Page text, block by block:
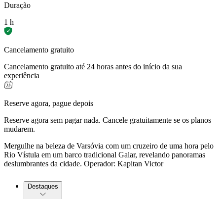
Duração
1 h
Cancelamento gratuito
Cancelamento gratuito até 24 horas antes do início da sua
experiência
Reserve agora, pague depois
Reserve agora sem pagar nada. Cancele gratuitamente se os planos
mudarem.
Mergulhe na beleza de Varsóvia com um cruzeiro de uma hora pelo
Rio Vístula em um barco tradicional Galar, revelando panoramas
deslumbrantes da cidade. Operador: Kapitan Victor
Destaques